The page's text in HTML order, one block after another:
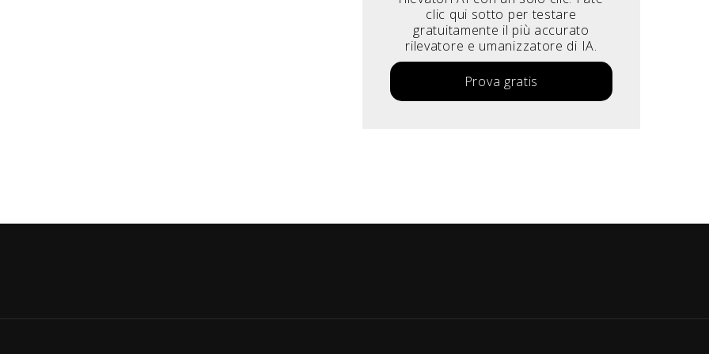
clic qui sotto per testare
gratuitamente il più accurato
rilevatore e umanizzatore di IA.
Prova gratis